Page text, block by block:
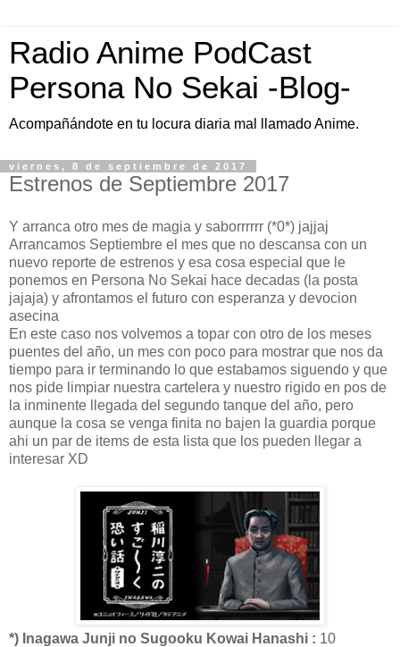
Radio Anime PodCast
Persona No Sekai -Blog-
Acompañándote en tu locura diaria mal llamado Anime.
viernes, 8 de septiembre de 2017
Estrenos de Septiembre 2017
Y arranca otro mes de magia y saborrrrrr (*0*) jajjaj
Arrancamos Septiembre el mes que no descansa con un
nuevo reporte de estrenos y esa cosa especial que le
ponemos en Persona No Sekai hace decadas (la posta
jajaja) y afrontamos el futuro con esperanza y devocion
asecina
En este caso nos volvemos a topar con otro de los meses
puentes del año, un mes con poco para mostrar que nos da
tiempo para ir terminando lo que estabamos siguendo y que
nos pide limpiar nuestra cartelera y nuestro rigido en pos de
la inminente llegada del segundo tanque del año, pero
aunque la cosa se venga finita no bajen la guardia porque
ahi un par de items de esta lista que los pueden llegar a
interesar XD
*) Inagawa Junji no Sugooku Kowai Hanashi : 10